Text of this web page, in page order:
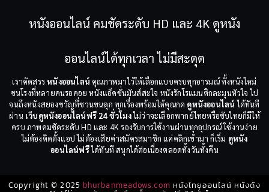
หนังออนไลน์ คมชัดระดับ HD และ 4K ดูหนัง
ออนไลน์ได้ทุกเวลา ไม่มีสะดุด
เราคัดสรรหนังออนไลน์ คุณภาพมาไว้ให้เลือกแบบครบทุกอารมณ์ ทั้งหนังใหม่
ชนโรงที่หลายคนรอคอย หนังแอ็คชั่นมันส์สะใจ หนังรักโรแมนติกละมุนหัวใจ ไป
จนถึงหนังสยองขวัญที่ชวนขนลุก ทุกเรื่องพร้อมให้คุณกด ดูหนังออนไลน์ ได้ทันที
ผ่าน เว็บดูหนังออนไลน์ฟรี 24 ชั่วโมงไม่ว่าจะเลือกพากย์ไทยหรือซับไทยก็มีให้
ครบ ภาพคมชัดระดับ HD และ 4K รองรับการใช้งานผ่านทุกอุปกรณ์ ใช้งานง่าย
ไม่ต้องติดตั้งแอป ไม่ต้องเสียค่าสมัครสมาชิก แค่คลิกเข้ามา ก็เริ่ม ดูหนัง
ออนไลน์ฟรีได้ทันที สนุกได้ต่อเนื่องตลอดทั้งวันทั้งคืน
Copyright © 2025 bhurbanmeadows.com หนังไทยออนไลน์ หนังดัง